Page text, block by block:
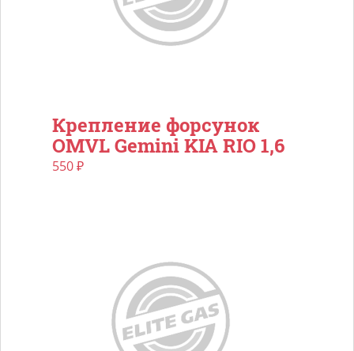
Крепление форсунок
OMVL Gemini KIA RIO 1,6
550₽